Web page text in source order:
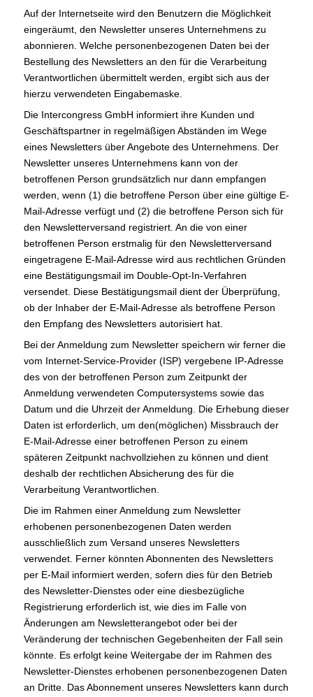
Auf der Internetseite wird den Benutzern die Möglichkeit
eingeräumt, den Newsletter unseres Unternehmens zu
abonnieren. Welche personenbezogenen Daten bei der
Bestellung des Newsletters an den für die Verarbeitung
Verantwortlichen übermittelt werden, ergibt sich aus der
hierzu verwendeten Eingabemaske.
Die Intercongress GmbH informiert ihre Kunden und
Geschäftspartner in regelmäßigen Abständen im Wege
eines Newsletters über Angebote des Unternehmens. Der
Newsletter unseres Unternehmens kann von der
betroffenen Person grundsätzlich nur dann empfangen
werden, wenn (1) die betroffene Person über eine gültige E-
Mail-Adresse verfügt und (2) die betroffene Person sich für
den Newsletterversand registriert. An die von einer
betroffenen Person erstmalig für den Newsletterversand
eingetragene E-Mail-Adresse wird aus rechtlichen Gründen
eine Bestätigungsmail im Double-Opt-In-Verfahren
versendet. Diese Bestätigungsmail dient der Überprüfung,
ob der Inhaber der E-Mail-Adresse als betroffene Person
den Empfang des Newsletters autorisiert hat.
Bei der Anmeldung zum Newsletter speichern wir ferner die
vom Internet-Service-Provider (ISP) vergebene IP-Adresse
des von der betroffenen Person zum Zeitpunkt der
Anmeldung verwendeten Computersystems sowie das
Datum und die Uhrzeit der Anmeldung. Die Erhebung dieser
Daten ist erforderlich, um den(möglichen) Missbrauch der
E-Mail-Adresse einer betroffenen Person zu einem
späteren Zeitpunkt nachvollziehen zu können und dient
deshalb der rechtlichen Absicherung des für die
Verarbeitung Verantwortlichen.
Die im Rahmen einer Anmeldung zum Newsletter
erhobenen personenbezogenen Daten werden
ausschließlich zum Versand unseres Newsletters
verwendet. Ferner könnten Abonnenten des Newsletters
per E-Mail informiert werden, sofern dies für den Betrieb
des Newsletter-Dienstes oder eine diesbezügliche
Registrierung erforderlich ist, wie dies im Falle von
Änderungen am Newsletterangebot oder bei der
Veränderung der technischen Gegebenheiten der Fall sein
könnte. Es erfolgt keine Weitergabe der im Rahmen des
Newsletter-Dienstes erhobenen personenbezogenen Daten
an Dritte. Das Abonnement unseres Newsletters kann durch